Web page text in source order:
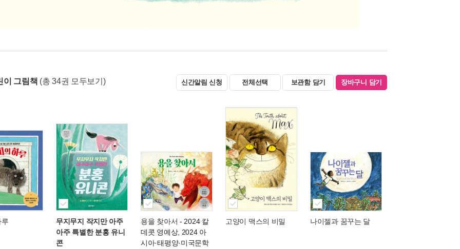
이 그림책 (총 34권 모두보기) 신간알림 신청 전체선택 보관함 담기 장바구니 담기
무지무지 작지만 아주
아주 특별한 분홍 유니
콘
용을 찾아서 - 2024 칼
데콧 영예상, 2024 아
시아·태평양·미국문학
고양이 맥스의 비밀 나이젤과 꿈꾸는 달